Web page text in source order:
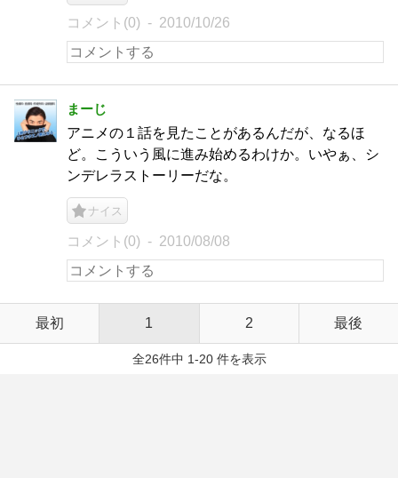
コメント(0) 2010/10/26
まーじ
アニメの１話を見たことがあるんだが、なるほ
ど。こういう風に進み始めるわけか。いやぁ、シ
ンデレラストーリーだな。
ナイス
コメント(0) 2010/08/08
最初 1 2 最後
全26件中 1-20 件を表示